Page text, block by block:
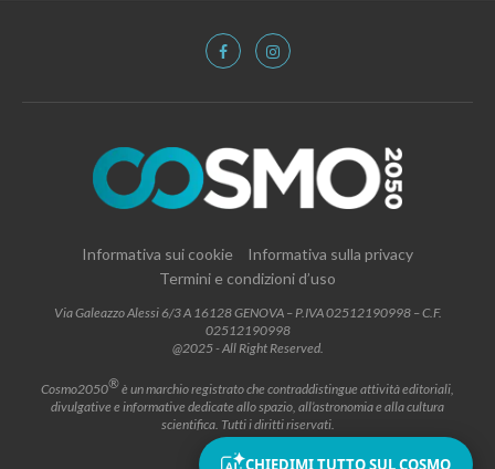
Informativa sui cookie
Informativa sulla privacy
Termini e condizioni d’uso
Via Galeazzo Alessi 6/3 A 16128 GENOVA – P.IVA 02512190998 – C.F.
02512190998
@2025 - All Right Reserved.
Cosmo2050®è un marchio registrato che contraddistingue attività editoriali,
divulgative e informative dedicate allo spazio, all’astronomia e alla cultura
scientifica. Tutti i diritti riservati.
CHIEDIMI TUTTO SUL COSMO